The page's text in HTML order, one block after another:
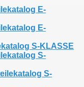
E-
E-
S-KLASSE
S-
S-